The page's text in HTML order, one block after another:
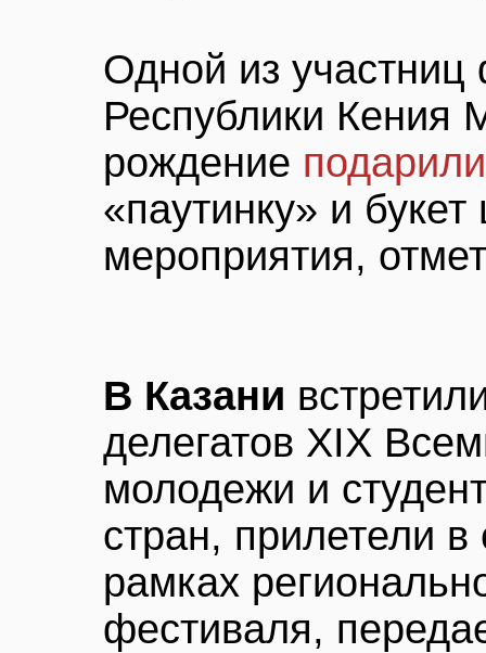
Одной из
Республики Кения
рождение
«паутинку» и букет
мероприятия,
В Казани
делегатов XIX
молодежи и
стран, прилетели в
рамках
фестиваля,